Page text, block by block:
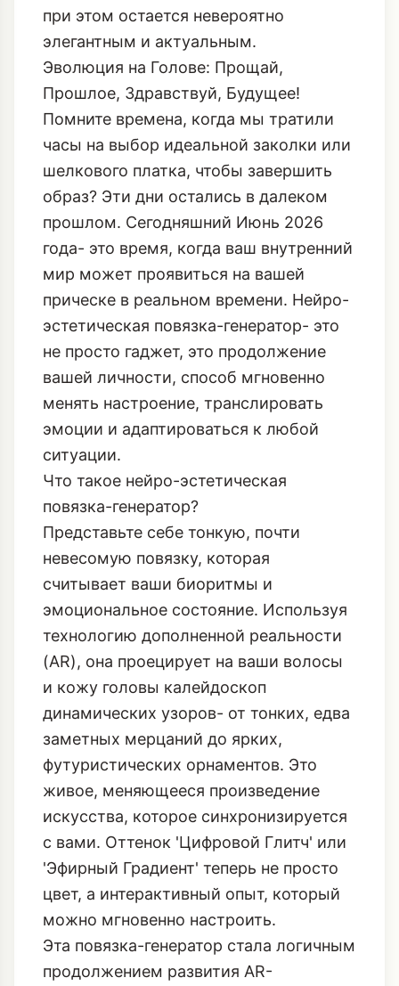
при этом остается невероятно
элегантным и актуальным.
Эволюция на Голове: Прощай,
Прошлое, Здравствуй, Будущее!
Помните времена, когда мы тратили
часы на выбор идеальной заколки или
шелкового платка, чтобы завершить
образ? Эти дни остались в далеком
прошлом. Сегодняшний Июнь 2026
года- это время, когда ваш внутренний
мир может проявиться на вашей
прическе в реальном времени. Нейро-
эстетическая повязка-генератор- это
не просто гаджет, это продолжение
вашей личности, способ мгновенно
менять настроение, транслировать
эмоции и адаптироваться к любой
ситуации.
Что такое нейро-эстетическая
повязка-генератор?
Представьте себе тонкую, почти
невесомую повязку, которая
считывает ваши биоритмы и
эмоциональное состояние. Используя
технологию дополненной реальности
(AR), она проецирует на ваши волосы
и кожу головы калейдоскоп
динамических узоров- от тонких, едва
заметных мерцаний до ярких,
футуристических орнаментов. Это
живое, меняющееся произведение
искусства, которое синхронизируется
с вами. Оттенок 'Цифровой Глитч' или
'Эфирный Градиент' теперь не просто
цвет, а интерактивный опыт, который
можно мгновенно настроить.
Эта повязка-генератор стала логичным
продолжением развития AR-